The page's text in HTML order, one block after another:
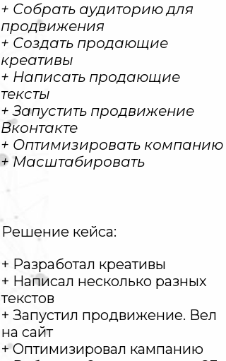
+ Собрать аудиторию для
продвижения
+ Создать продающие
креативы
+ Написать продающие
тексты
+ Запустить продвижение
Вконтакте
+ Оптимизировать компанию
+ Масштабировать
Решение кейса:
+ Разработал креативы
+ Написал несколько разных
текстов
+ Запустил продвижение. Вел
на сайт
+ Оптимизировал кампанию